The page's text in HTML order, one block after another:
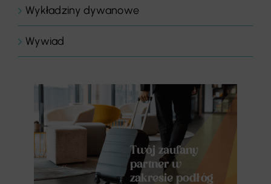
Wykładziny dywanowe
Wywiad